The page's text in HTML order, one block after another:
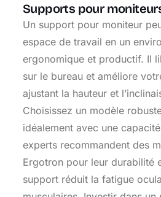
Supports pour
Un support pour moniteur
espace de travail en un
ergonomique et productif. Il
sur le bureau et améliore
ajustant la hauteur et
Choisissez un modèle
idéalement avec une
experts recommandent des
Ergotron pour leur durabilité
support réduit la fatigue